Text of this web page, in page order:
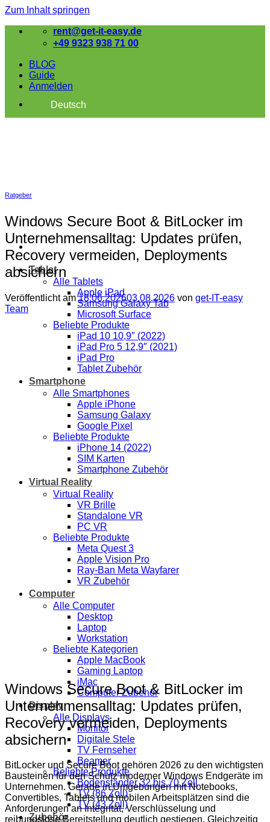
Zum Inhalt springen
rent@get-it-easy.de
+49 9323 938 71 00
BLOG
Guide
Anmelden
Deutsch
Tablet
Alle Tablets
Apple iPad
Samsung Galaxy Tab
Microsoft Surface
Beliebte Produkte
iPad 10 10,9″ (2022)
iPad Pro 5 12,9″ (2021)
iPad Pro
Tablet Zubehör
Smartphone
Alle Smartphones
Apple iPhone
Samsung Galaxy
Google Pixel
Beliebte Produkte
iPhone 14 (2022)
SIM Karten
Smartphone Zubehör
Virtual Reality
Virtual Reality
VR Brille
Standalone VR
PC VR
Beliebte Produkte
Meta Quest 3
Apple Vision Pro
Ray-Ban Meta Wayfarer
VR Zubehör
Computer
Alle Computer
Desktop
Laptop
Workstation
Beliebte Kategorien
Apple MacBook
Gaming Laptop
iMac
Computer Zubehör
Display
Alle Displays
Monitor
Digitale Stele
TV Fernseher
Beamer
Beliebte Produkte
Bodenständer 32 bis 70 Zoll
TV (86 Zoll)
TV (43 Zoll)
Zubehör
Ratgeber
Windows Secure Boot & BitLocker im
Unternehmensalltag: Updates prüfen,
Recovery vermeiden, Deployments
absichern
Veröffentlicht am18.06.202603.08.2026 von get-IT-easy
Team
Windows Secure Boot & BitLocker im
Unternehmensalltag: Updates prüfen,
Recovery vermeiden, Deployments
absichern
BitLocker und Secure Boot gehören 2026 zu den wichtigsten
Bausteinen für den Schutz moderner Windows Endgeräte im
Unternehmen. Gerade in Umgebungen mit Notebooks,
Convertibles, Tablets und mobilen Arbeitsplätzen sind die
Anforderungen an Integrität, Verschlüsselung und
reibungslose Bereitstellung deutlich gestiegen. Gleichzeitig